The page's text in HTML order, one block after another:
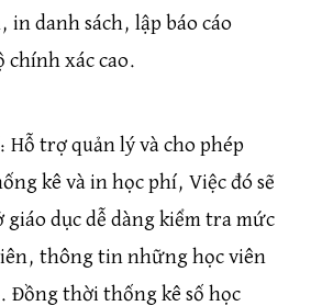
in danh sách, lập báo cáo
chính xác cao.
Hỗ trợ quản lý và cho phép
kê và in học phí, Việc đó sẽ
giáo dục dễ dàng kiểm tra mức
thông tin những học viên
Đồng thời thống kê số học